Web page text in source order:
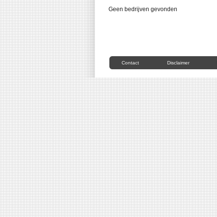
Geen bedrijven gevonden
Contact Disclaimer